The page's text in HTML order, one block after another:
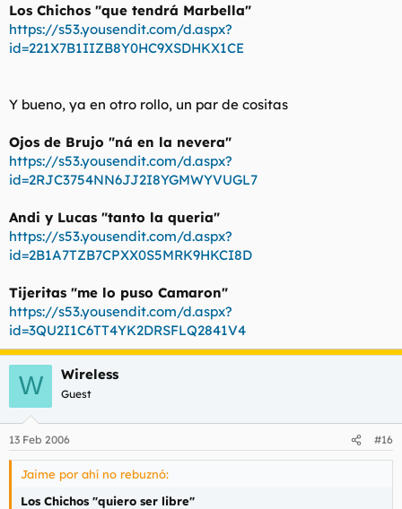
Los Chichos "que tendrá Marbella"
https://s53.yousendit.com/d.aspx?
id=221X7B1IIZB8Y0HC9XSDHKX1CE
Y bueno, ya en otro rollo, un par de cositas
Ojos de Brujo "ná en la nevera"
https://s53.yousendit.com/d.aspx?
id=2RJC3754NN6JJ2I8YGMWYVUGL7
Andi y Lucas "tanto la queria"
https://s53.yousendit.com/d.aspx?
id=2B1A7TZB7CPXX0S5MRK9HKCI8D
Tijeritas "me lo puso Camaron"
https://s53.yousendit.com/d.aspx?
id=3QU2I1C6TT4YK2DRSFLQ2841V4
W Wireless
Guest
13 Feb 2006 #16
Jaime por ahí no rebuznó:
Los Chichos "quiero ser libre"